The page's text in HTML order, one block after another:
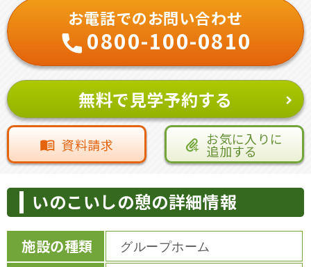
お電話でのお問い合わせ
0800-100-0810
無料で見学予約する
資料請求 お気に入りに
追加する
いのこいしの憩の詳細情報
施設の種類 グループホーム